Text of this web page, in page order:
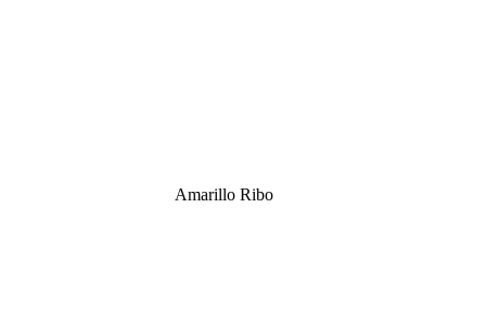
Amarillo Ribo